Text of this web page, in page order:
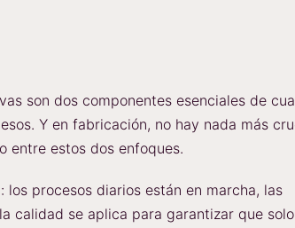
son dos componentes esenciales de
Y en fabricación, no hay nada más
entre estos dos enfoques.
procesos diarios están en marcha, las
calidad se aplica para garantizar que